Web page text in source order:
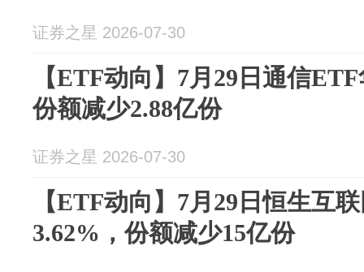
证券之星 2026-07-30
【ETF动向】7月29日通信
份额减少2.88亿份
证券之星 2026-07-30
【ETF动向】7月29日恒生互
3.62%，份额减少15亿份